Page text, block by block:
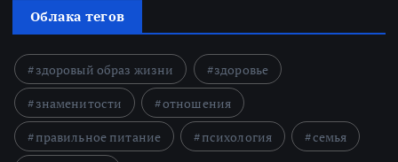
Облака тегов
здоровый образ жизни
здоровье
знаменитости
отношения
правильное питание
психология
семья